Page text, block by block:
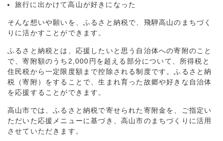
旅行に出かけて高山が好きになった
そんな想いや願いを、ふるさと納税で、飛騨高山のまちづく
りに活かすことができます。
ふるさと納税とは、応援したいと思う自治体への寄附のこと
で、寄附額のうち2,000円を超える部分について、所得税と
住民税から一定限度額まで控除される制度です。ふるさと納
税（寄附）をすることで、生まれ育った故郷や好きな自治体
を応援することができます。
高山市では、ふるさと納税で寄せられた寄附金を、ご指定い
ただいた応援メニューに基づき、高山市のまちづくりに活用
させていただきます。